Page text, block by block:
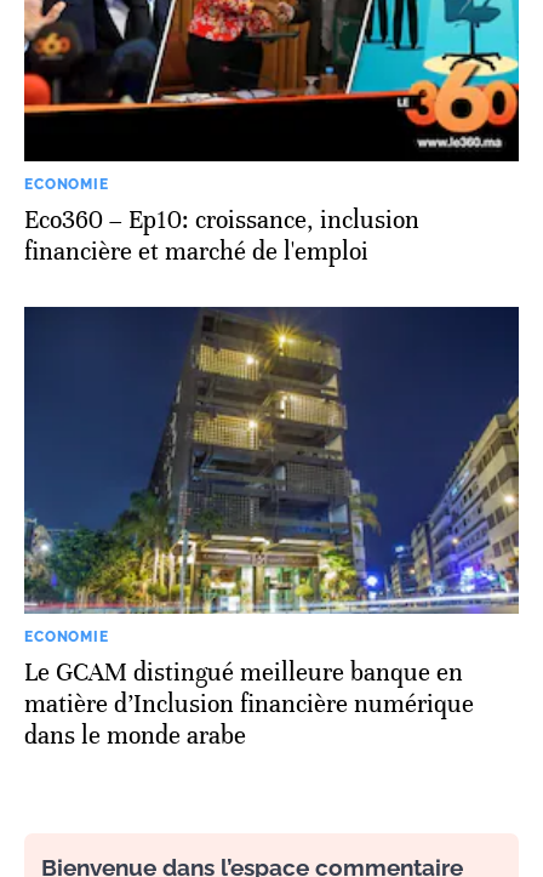
ECONOMIE
Eco360 – Ep10: croissance, inclusion
financière et marché de l'emploi
ECONOMIE
Le GCAM distingué meilleure banque en
matière d’Inclusion financière numérique
dans le monde arabe
Bienvenue dans l’espace commentaire